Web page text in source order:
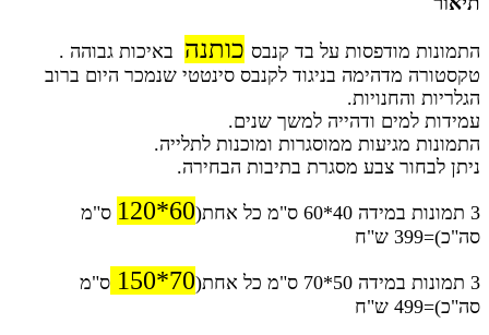
התמונות מודפסות על בד קנבס כותנה באיכות גבוהה .
טקסטורה מדהימה בניגוד לקנבס סינטטי שנמכר היום ברוב
הגלריות והחנויות.
עמידות למים ודהייה למשך שנים.
התמונות מגיעות ממוסגרות ומוכנות לתלייה.
ניתן לבחור צבע מסגרת בתיבות הבחירה.
3 תמונות במידה 40*60 ס"מ כל אחת( 60*120
ס"מ
סה"כ)=399 ש"ח
3 תמונות במידה 50*70 ס"מ כל אחת( 70*150
ס"מ
סה"כ)=499 ש"ח